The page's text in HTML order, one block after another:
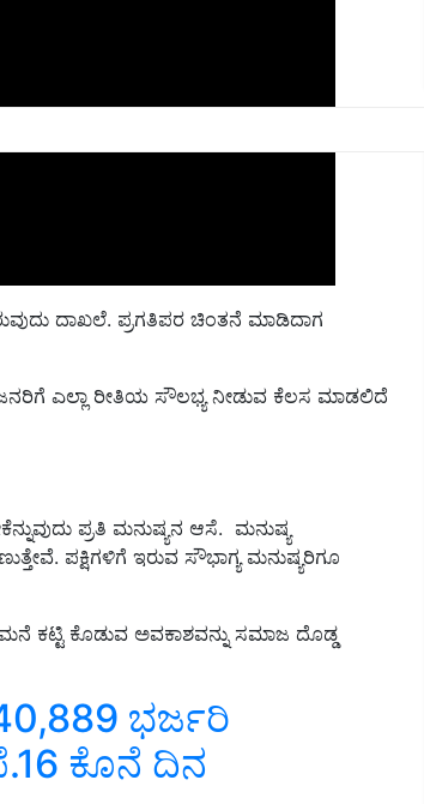
ದಾಖಲೆ. ಪ್ರಗತಿಪರ ಚಿಂತನೆ ಮಾಡಿದಾಗ
ಜನರಿಗೆ ಎಲ್ಲಾ ರೀತಿಯ ಸೌಲಭ್ಯ ನೀಡುವ ಕೆಲಸ ಮಾಡಲಿದೆ
ಪ್ರತಿ ಮನುಷ್ಯನ ಆಸೆ. ಮನುಷ್ಯ
ಪಕ್ಷಿಗಳಿಗೆ ಇರುವ ಸೌಭಾಗ್ಯ ಮನುಷ್ಯರಿಗೂ
ಭರ್ಜರಿ
ಕೊನೆ ದಿನ